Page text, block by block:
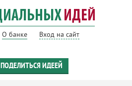
О банке Вход на сайт
ПОДЕЛИТЬСЯ ИДЕЕЙ